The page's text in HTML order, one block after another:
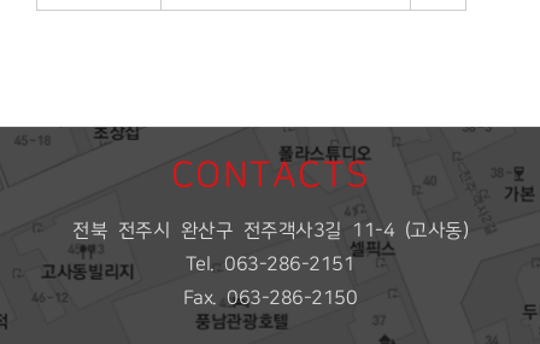
CONTACTS
전북 전주시 완산구 전주객사3길 11-4 (고사동)
Tel. 063-286-2151
Fax. 063-286-2150